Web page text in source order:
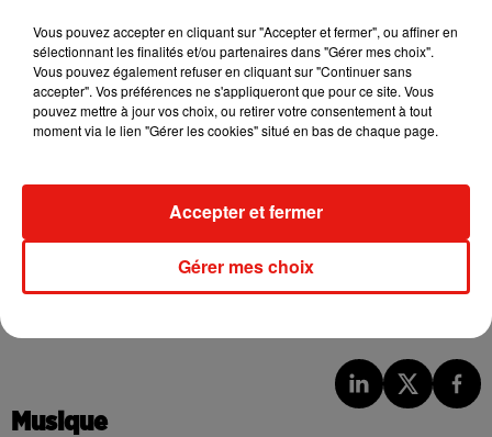
Musique
Vous pouvez accepter en cliquant sur "Accepter et fermer", ou affiner en
sélectionnant les finalités et/ou partenaires dans "Gérer mes choix".
Vous pouvez également refuser en cliquant sur "Continuer sans
accepter". Vos préférences ne s'appliqueront que pour ce site. Vous
pouvez mettre à jour vos choix, ou retirer votre consentement à tout
moment via le lien "Gérer les cookies" situé en bas de chaque page.
Gérer mes choix
Accepter et fermer